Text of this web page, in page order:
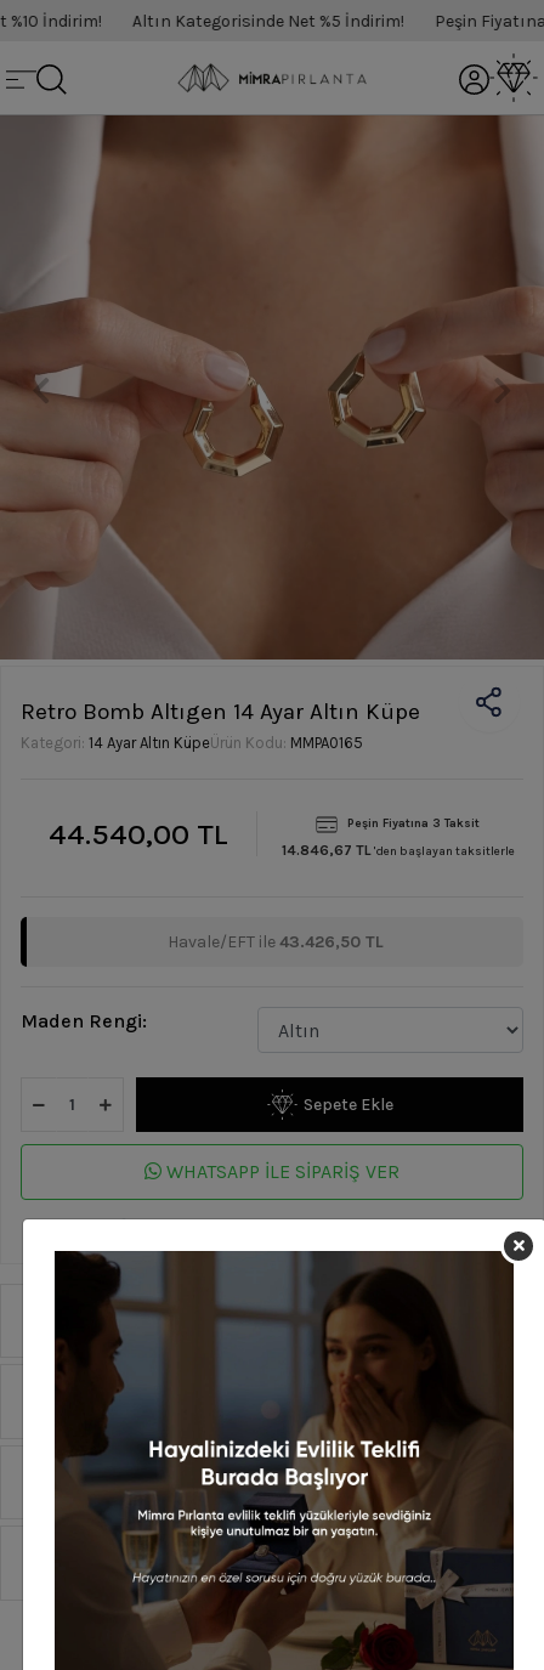
İndirim! Altın Kategorisinde Net %5 İndirim! Peşin Fiyatına
Retro Bomb Altıgen 14 Ayar Altın Küpe
Kategori: 14 Ayar Altın KüpeÜrün Kodu: MMPA0165
44.540,00 TL Peşin Fiyatına 3 Taksit
14.846,67 TL'den başlayan taksitlerle
Havale/EFT ile43.426,50 TL
Maden Rengi:
Sepete Ekle
WHATSAPP İLE SİPARİŞ VER
Ürün Özellikleri
Yorumlar
Taksit Seçenekleri
Sipariş Ve Teslimat
Benzer Ürünler